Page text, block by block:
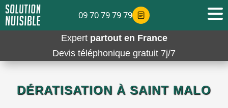
Expert partout en France
Devis téléphonique gratuit 7j/7
DÉRATISATION À SAINT MALO
09 70 79 79 79